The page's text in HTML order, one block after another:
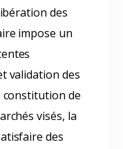
des
impose un
validation des
constitution de
visés, la
des